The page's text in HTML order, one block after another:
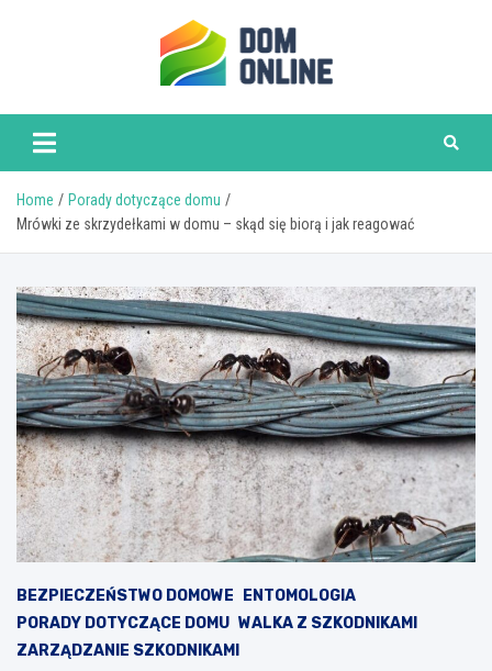
www.domonline.pl
Home
Porady dotyczące domu
Mrówki ze skrzydełkami w domu – skąd się biorą i jak reagować
BEZPIECZEŃSTWO DOMOWE
ENTOMOLOGIA
PORADY DOTYCZĄCE DOMU WALKA Z SZKODNIKAMI
ZARZĄDZANIE SZKODNIKAMI